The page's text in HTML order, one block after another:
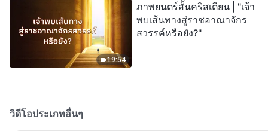
19:54
ภาพยนตร์สั้นคริสเตียน | "เจ้า
พบเส้นทางสู่ราชอาณาจักร
สวรรค์หรือยัง?"
วิดีโอประเภทอื่นๆ